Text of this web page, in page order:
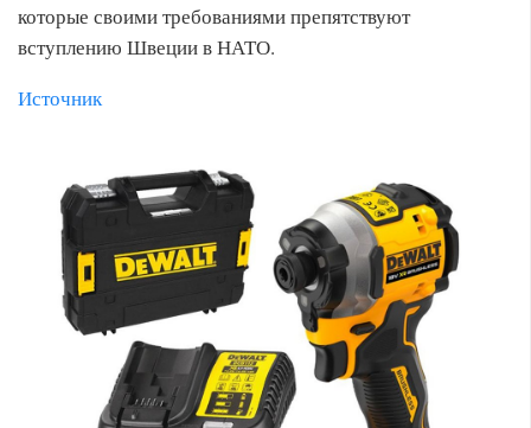
которые своими требованиями препятствуют
вступлению Швеции в НАТО.
Источник